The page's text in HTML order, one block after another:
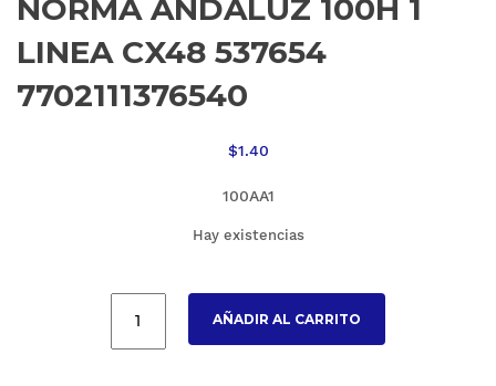
NORMA ANDALUZ 100H 1
LINEA CX48 537654
7702111376540
$1.40
100AA1
Hay existencias
AÑADIR AL CARRITO